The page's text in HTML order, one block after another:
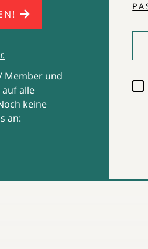
Member und
alle
keine
an: